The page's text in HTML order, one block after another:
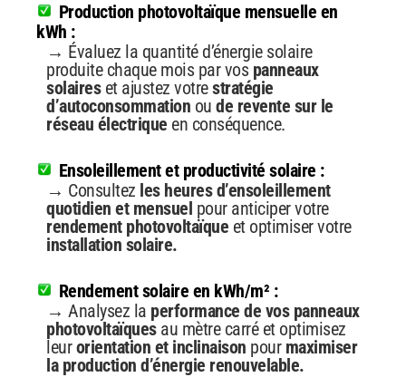
Production photovoltaïque mensuelle en
kWh :
→ Évaluez la quantité d’énergie solaire
produite chaque mois par vos panneaux
solaireset ajustez votrestratégie
d’autoconsommation ou de revente sur le
réseau électrique en conséquence.
Ensoleillement et productivité solaire :
→ Consultez les heures d’ensoleillement
quotidien et mensuel pour anticiper votre
rendement photovoltaïque et optimiser votre
installation solaire.
Rendement solaire en kWh/m² :
→ Analysez la performance de vos panneaux
photovoltaïquesau mètre carré et optimisez
leurorientation et inclinaison pour maximiser
la production d’énergie renouvelable.